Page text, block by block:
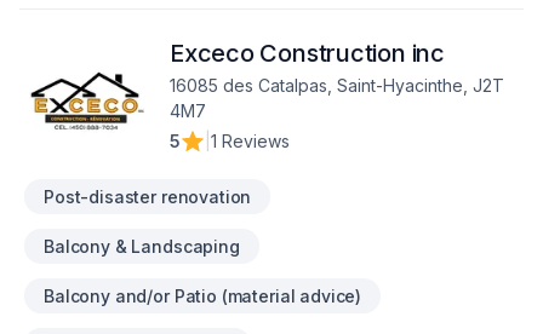
projet. Notre engagement est simple : offrir un service
d'exception, centré sur vos besoins et vos aspirations.
Exceco Construction inc
16085 des Catalpas, Saint-Hyacinthe, J2T
4M7
5
1 Reviews
Post-disaster renovation
Balcony & Landscaping
Balcony and/or Patio (material advice)